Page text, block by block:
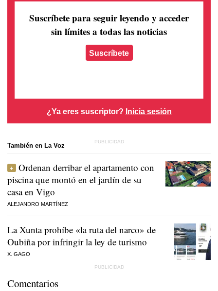
Suscríbete para seguir leyendo y acceder
sin límites a todas las noticias
Suscríbete
¿Ya eres suscriptor? Inicia sesión
También en La Voz
Ordenan derribar el apartamento con
piscina que montó en el jardín de su
casa en Vigo
ALEJANDRO MARTÍNEZ
La Xunta prohíbe «la ruta del narco» de
Oubiña por infringir la ley de turismo
X. GAGO
Comentarios